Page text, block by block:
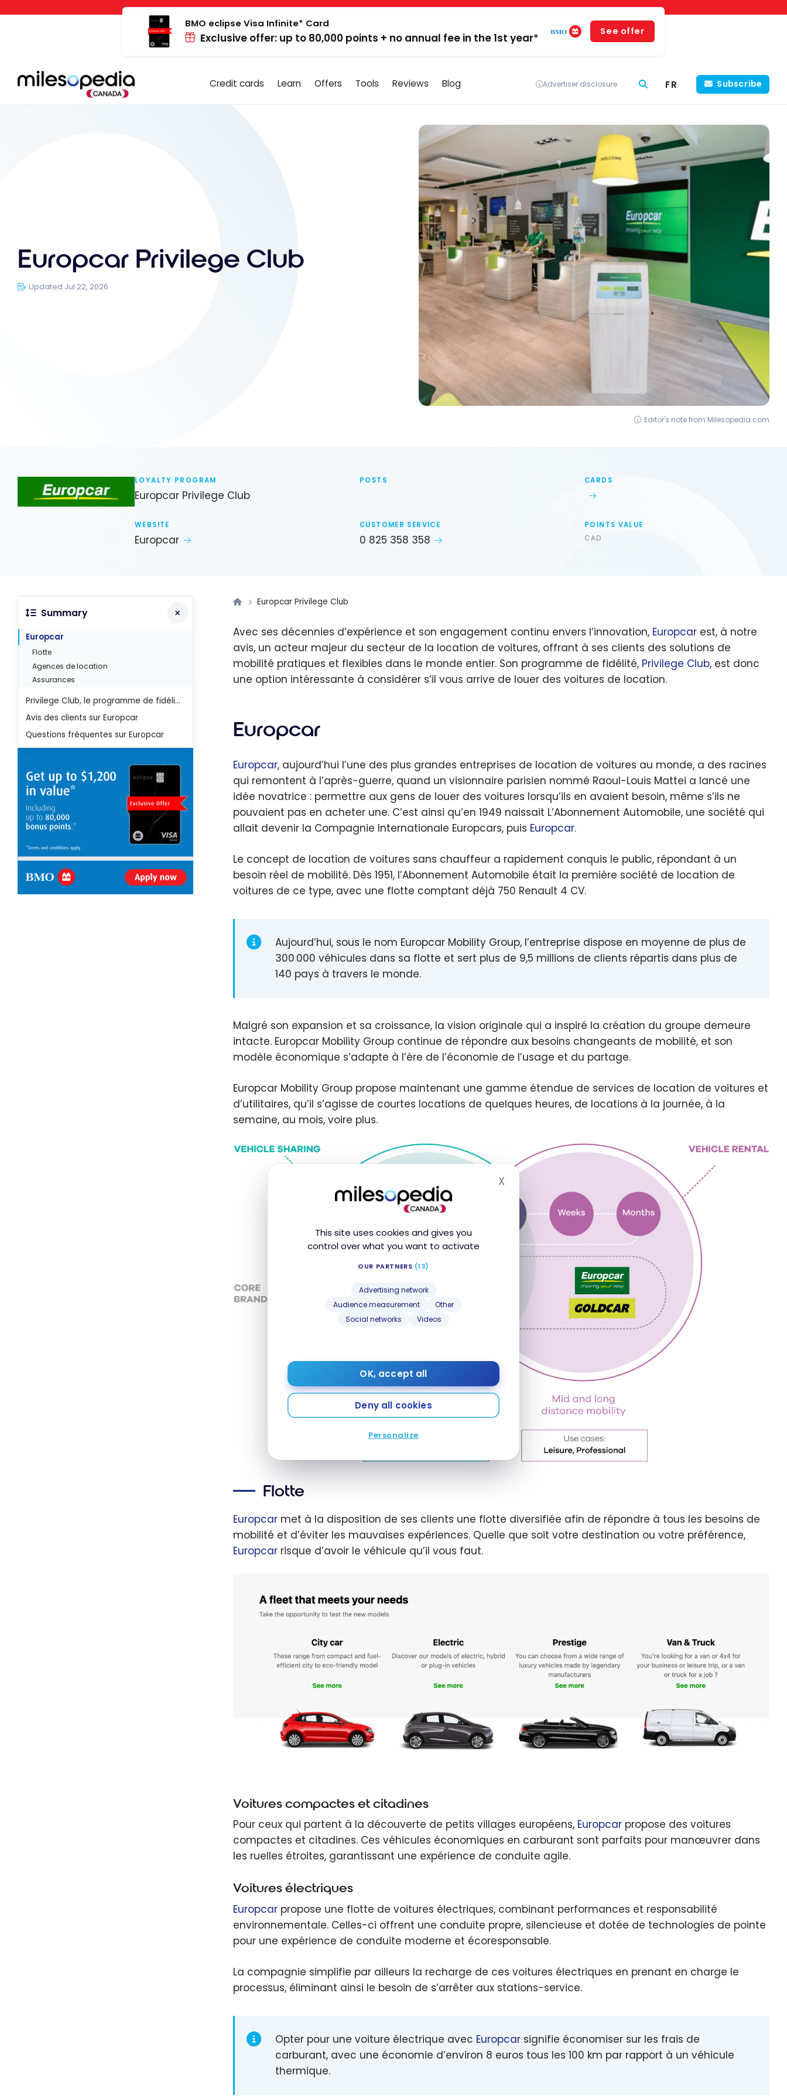
Cookies management panel
This site uses cookies and gives you
control over what you want to activate
OUR PARTNERS (13)
Advertising network
Audience measurement
Other
Social networks
Videos
OK, accept all
Deny all cookies
Personalize
XHide cookie banner
BMO eclipse Visa Infinite* Card
Exclusive offer: up to 80,000 points + no annual fee in the 1st year*
See offer
Credit cards Learn Offers Tools Reviews Blog Advertiser disclosure FR Subscribe
Europcar Privilege Club
Updated Jul 22, 2026
Editor's note from Milesopedia.com
LOYALTY PROGRAM
Europcar Privilege Club
POSTS CARDS
WEBSITE
Europcar
CUSTOMER SERVICE
0 825 358 358
POINTS VALUE
CAD
Europcar Privilege Club
Avec ses décennies d’expérience et son engagement continu envers l’innovation, Europcar est, à notre
avis, un acteur majeur du secteur de la location de voitures, offrant à ses clients des solutions de
mobilité pratiques et flexibles dans le monde entier. Son programme de fidélité, Privilege Club, est donc
une option intéressante à considérer s’il vous arrive de louer des voitures de location.
Europcar
Europcar, aujourd’hui l’une des plus grandes entreprises de location de voitures au monde, a des racines
qui remontent à l’après-guerre, quand un visionnaire parisien nommé Raoul-Louis Mattei a lancé une
idée novatrice : permettre aux gens de louer des voitures lorsqu’ils en avaient besoin, même s’ils ne
pouvaient pas en acheter une. C’est ainsi qu’en 1949 naissait L’Abonnement Automobile, une société qui
allait devenir la Compagnie Internationale Europcars, puis Europcar.
Le concept de location de voitures sans chauffeur a rapidement conquis le public, répondant à un
besoin réel de mobilité. Dès 1951, l’Abonnement Automobile était la première société de location de
voitures de ce type, avec une flotte comptant déjà 750 Renault 4 CV.
Aujourd’hui, sous le nom Europcar Mobility Group, l’entreprise dispose en moyenne de plus de
300 000 véhicules dans sa flotte et sert plus de 9,5 millions de clients répartis dans plus de
140 pays à travers le monde.
Malgré son expansion et sa croissance, la vision originale qui a inspiré la création du groupe demeure
intacte. Europcar Mobility Group continue de répondre aux besoins changeants de mobilité, et son
modèle économique s’adapte à l’ère de l’économie de l’usage et du partage.
Europcar Mobility Group propose maintenant une gamme étendue de services de location de voitures et
d’utilitaires, qu’il s’agisse de courtes locations de quelques heures, de locations à la journée, à la
semaine, au mois, voire plus.
Flotte
Europcar met à la disposition de ses clients une flotte diversifiée afin de répondre à tous les besoins de
mobilité et d’éviter les mauvaises expériences. Quelle que soit votre destination ou votre préférence,
Europcar risque d’avoir le véhicule qu’il vous faut.
Voitures compactes et citadines
Pour ceux qui partent à la découverte de petits villages européens, Europcar propose des voitures
compactes et citadines. Ces véhicules économiques en carburant sont parfaits pour manœuvrer dans
les ruelles étroites, garantissant une expérience de conduite agile.
Voitures électriques
Europcar propose une flotte de voitures électriques, combinant performances et responsabilité
environnementale. Celles-ci offrent une conduite propre, silencieuse et dotée de technologies de pointe
pour une expérience de conduite moderne et écoresponsable.
La compagnie simplifie par ailleurs la recharge de ces voitures électriques en prenant en charge le
processus, éliminant ainsi le besoin de s’arrêter aux stations-service.
Opter pour une voiture électrique avec Europcar signifie économiser sur les frais de
carburant, avec une économie d’environ 8 euros tous les 100 km par rapport à un véhicule
thermique.
Summary
Europcar
Flotte
Agences de location
Assurances
Privilege Club, le programme de fidélité
Avis des clients sur Europcar
Questions fréquentes sur Europcar